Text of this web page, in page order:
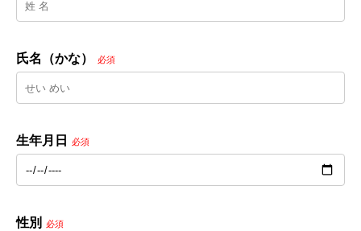
氏名（かな） 必須
生年月日 必須
性別 必須